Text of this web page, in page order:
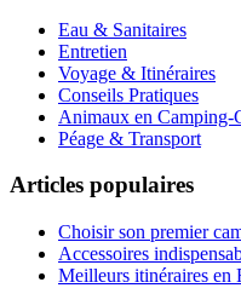
Eau & Sanitaires
Entretien
Voyage & Itinéraires
Conseils Pratiques
Animaux en Camping-
Péage & Transport
Articles populaires
Choisir son premier
Accessoires
Meilleurs itinéraires en